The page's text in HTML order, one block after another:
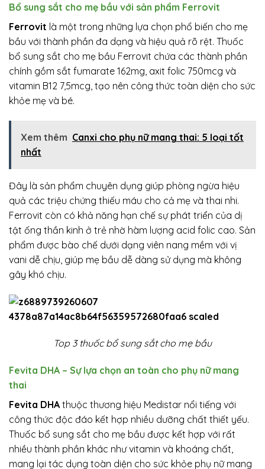
Bổ sung sắt cho mẹ bầu với sản phẩm Ferrovit
Ferrovit là một trong những lựa chọn phổ biến cho mẹ
bầu với thành phần đa dạng và hiệu quả rõ rệt. Thuốc
bổ sung sắt cho mẹ bầu Ferrovit chứa các thành phần
chính gồm sắt fumarate 162mg, axit folic 750mcg và
vitamin B12 7,5mcg, tạo nên công thức toàn diện cho sức
khỏe mẹ và bé.
Xem thêm Canxi cho phụ nữ mang thai: 5 loại tốt
nhất
Đây là sản phẩm chuyên dụng giúp phòng ngừa hiệu
quả các triệu chứng thiếu máu cho cả mẹ và thai nhi.
Ferrovit còn có khả năng hạn chế sự phát triển của dị
tật ống thần kinh ở trẻ nhờ hàm lượng acid folic cao. Sản
phẩm được bào chế dưới dạng viên nang mềm với vị
vani dễ chịu, giúp mẹ bầu dễ dàng sử dụng mà không
gây khó chịu.
Top 3 thuốc bổ sung sắt cho mẹ bầu
Fevita DHA – Sự lựa chọn an toàn cho phụ nữ mang
thai
Fevita DHA thuộc thương hiệu Medistar nổi tiếng với
công thức độc đáo kết hợp nhiều dưỡng chất thiết yếu.
Thuốc bổ sung sắt cho mẹ bầu được kết hợp với rất
nhiều thành phần khác như vitamin và khoáng chất,
mang lại tác dụng toàn diện cho sức khỏe phụ nữ mang